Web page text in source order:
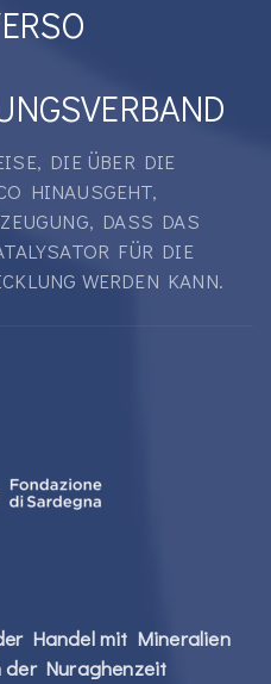
DIE ÜBER DIE
HINAUSGEHT,
DASS DAS
FÜR DIE
WERDEN KANN.
Handel mit Mineralien
Nuraghenzeit